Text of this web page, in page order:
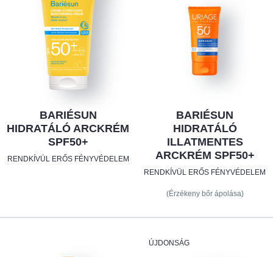
BARIÉSUN
HIDRATÁLÓ ARCKRÉM
SPF50+
RENDKÍVÜL ERŐS FÉNYVÉDELEM
BARIÉSUN
HIDRATÁLÓ
ILLATMENTES
ARCKRÉM SPF50+
RENDKÍVÜL ERŐS FÉNYVÉDELEM
(Érzékeny bőr ápolása)
ÚJDONSÁG